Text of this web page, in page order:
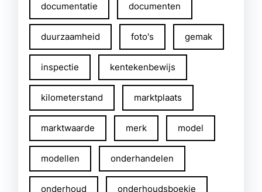
documentatie documenten
duurzaamheid foto's gemak
inspectie kentekenbewijs
kilometerstand marktplaats
marktwaarde merk model
modellen onderhandelen
onderhoud onderhoudsboekje